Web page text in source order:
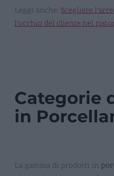
Leggi anche: Scegliere
l’occhio del cliente nel
Categorie
in
La gamma di prodotti in